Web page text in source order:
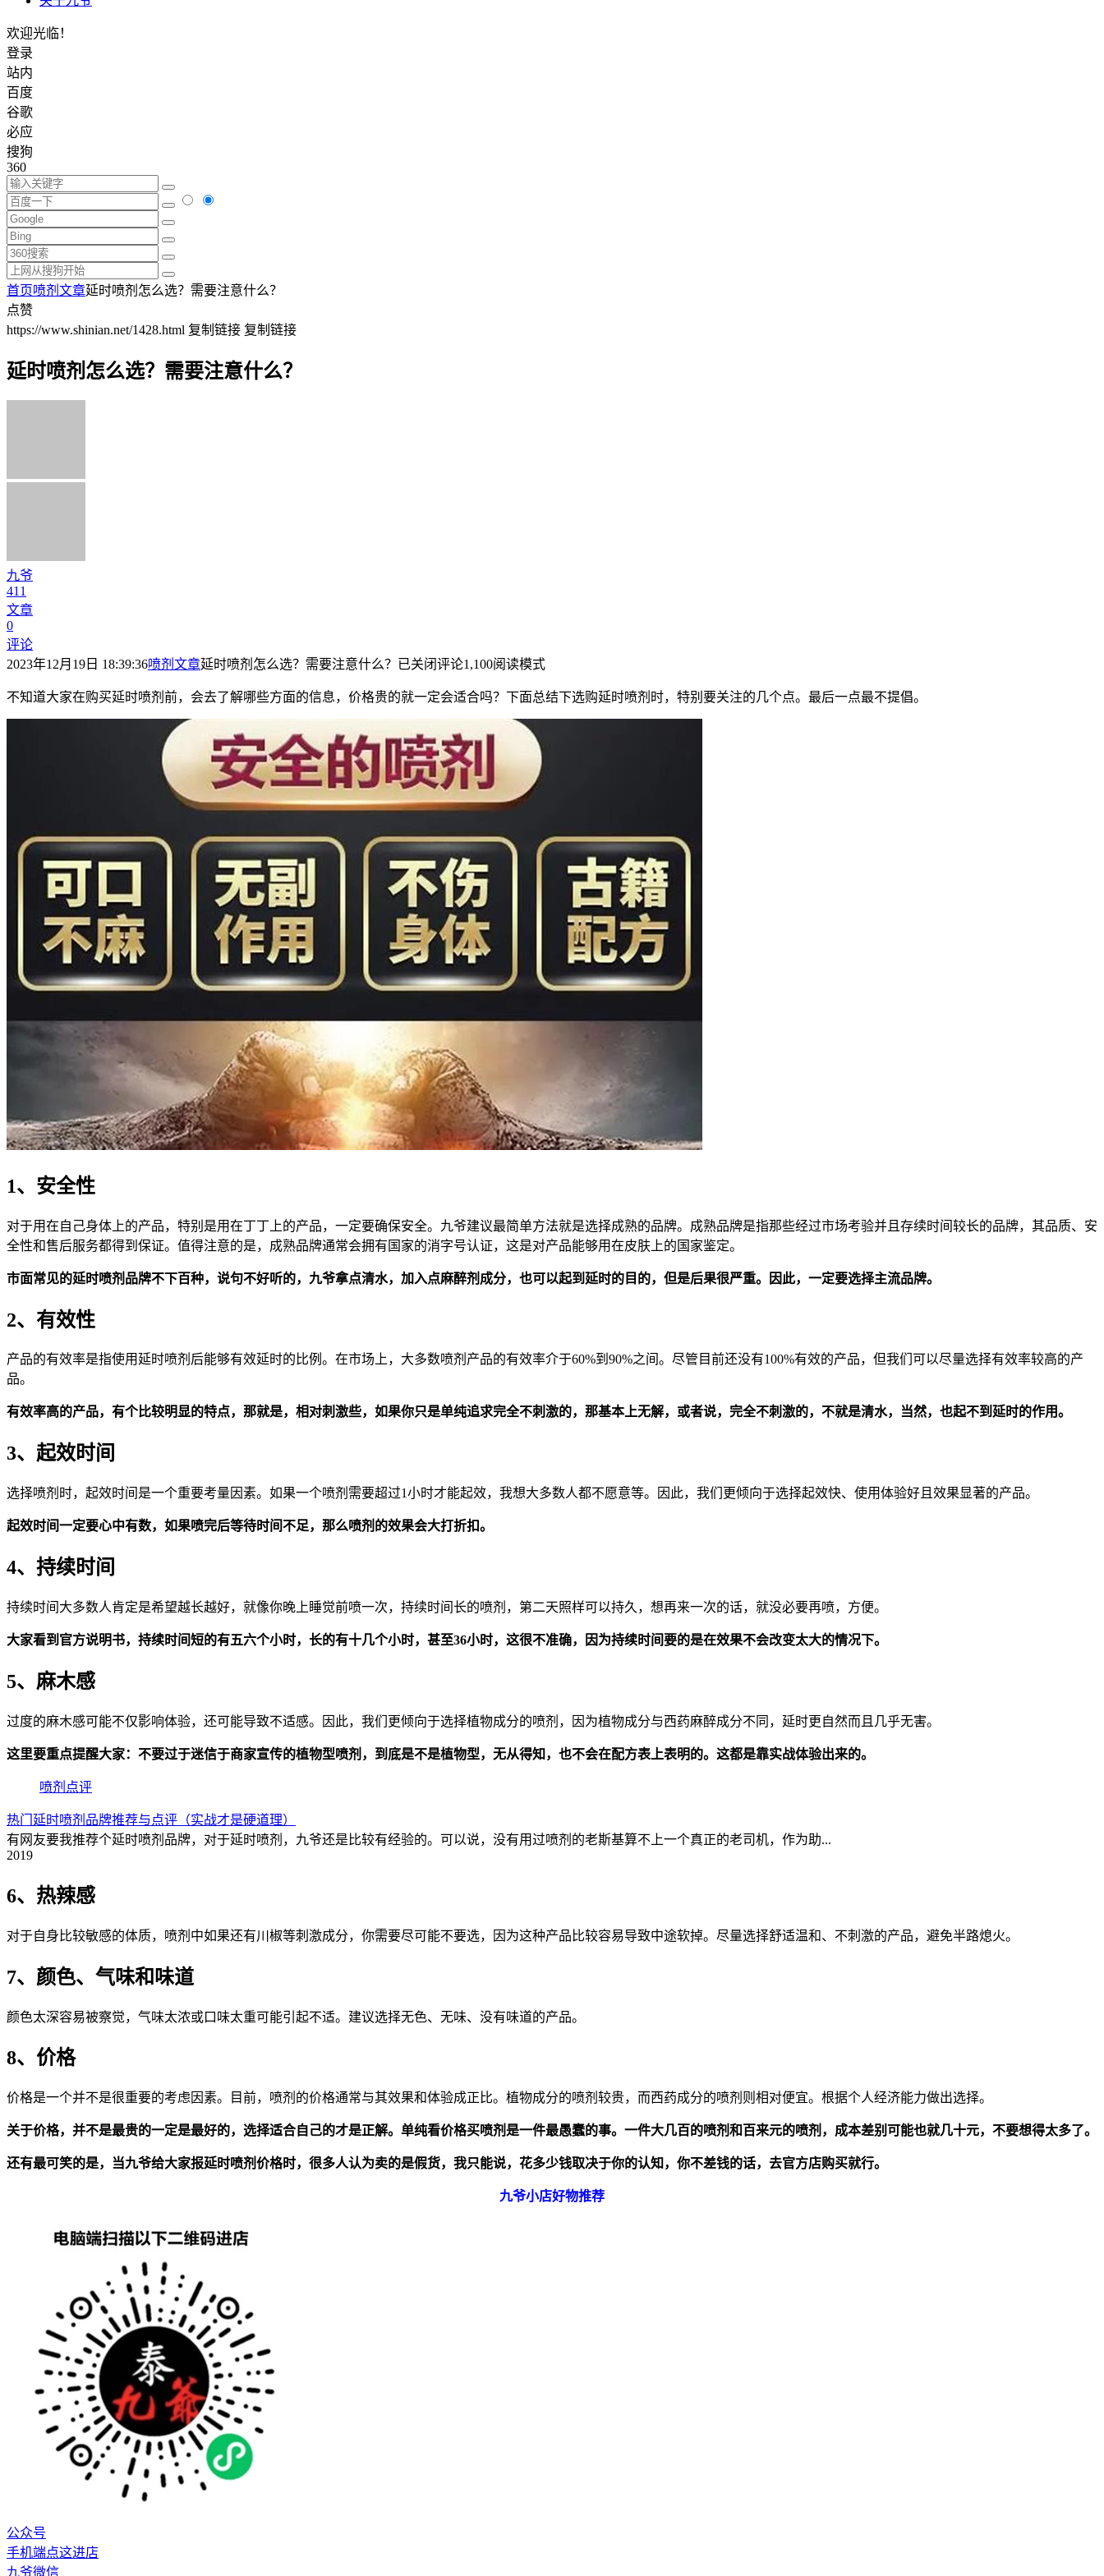
欢迎光临！
登录
站内
百度
谷歌
必应
搜狗
360
首页喷剂文章延时喷剂怎么选？需要注意什么？
点赞
https://www.shinian.net/1428.html 复制链接 复制链接
延时喷剂怎么选？需要注意什么？
九爷
411
文章
0
评论
2023年12月19日 18:39:36喷剂文章延时喷剂怎么选？需要注意什么？ 已关闭评论1,100阅读模式
不知道大家在购买延时喷剂前，会去了解哪些方面的信息，价格贵的就一定会适合吗？下面总结下选购延时喷剂时，特别要关注的几个点。最后一点最不提倡。
1、安全性
对于用在自己身体上的产品，特别是用在丁丁上的产品，一定要确保安全。九爷建议最简单方法就是选择成熟的品牌。成熟品牌是指那些经过市场考验并且存续时间较长的品牌，其品质、安
全性和售后服务都得到保证。值得注意的是，成熟品牌通常会拥有国家的消字号认证，这是对产品能够用在皮肤上的国家鉴定。
市面常见的延时喷剂品牌不下百种，说句不好听的，九爷拿点清水，加入点麻醉剂成分，也可以起到延时的目的，但是后果很严重。因此，一定要选择主流品牌。
2、有效性
产品的有效率是指使用延时喷剂后能够有效延时的比例。在市场上，大多数喷剂产品的有效率介于60%到90%之间。尽管目前还没有100%有效的产品，但我们可以尽量选择有效率较高的产
品。
有效率高的产品，有个比较明显的特点，那就是，相对刺激些，如果你只是单纯追求完全不刺激的，那基本上无解，或者说，完全不刺激的，不就是清水，当然，也起不到延时的作用。
3、起效时间
选择喷剂时，起效时间是一个重要考量因素。如果一个喷剂需要超过1小时才能起效，我想大多数人都不愿意等。因此，我们更倾向于选择起效快、使用体验好且效果显著的产品。
起效时间一定要心中有数，如果喷完后等待时间不足，那么喷剂的效果会大打折扣。
4、持续时间
持续时间大多数人肯定是希望越长越好，就像你晚上睡觉前喷一次，持续时间长的喷剂，第二天照样可以持久，想再来一次的话，就没必要再喷，方便。
大家看到官方说明书，持续时间短的有五六个小时，长的有十几个小时，甚至36小时，这很不准确，因为持续时间要的是在效果不会改变太大的情况下。
5、麻木感
过度的麻木感可能不仅影响体验，还可能导致不适感。因此，我们更倾向于选择植物成分的喷剂，因为植物成分与西药麻醉成分不同，延时更自然而且几乎无害。
这里要重点提醒大家：不要过于迷信于商家宣传的植物型喷剂，到底是不是植物型，无从得知，也不会在配方表上表明的。这都是靠实战体验出来的。
喷剂点评
热门延时喷剂品牌推荐与点评（实战才是硬道理）
有网友要我推荐个延时喷剂品牌，对于延时喷剂，九爷还是比较有经验的。可以说，没有用过喷剂的老斯基算不上一个真正的老司机，作为助...
2019
6、热辣感
对于自身比较敏感的体质，喷剂中如果还有川椒等刺激成分，你需要尽可能不要选，因为这种产品比较容易导致中途软掉。尽量选择舒适温和、不刺激的产品，避免半路熄火。
7、颜色、气味和味道
颜色太深容易被察觉，气味太浓或口味太重可能引起不适。建议选择无色、无味、没有味道的产品。
8、价格
价格是一个并不是很重要的考虑因素。目前，喷剂的价格通常与其效果和体验成正比。植物成分的喷剂较贵，而西药成分的喷剂则相对便宜。根据个人经济能力做出选择。
关于价格，并不是最贵的一定是最好的，选择适合自己的才是正解。单纯看价格买喷剂是一件最愚蠢的事。一件大几百的喷剂和百来元的喷剂，成本差别可能也就几十元，不要想得太多了。
还有最可笑的是，当九爷给大家报延时喷剂价格时，很多人认为卖的是假货，我只能说，花多少钱取决于你的认知，你不差钱的话，去官方店购买就行。
九爷小店好物推荐
公众号
手机端点这进店
九爷微信